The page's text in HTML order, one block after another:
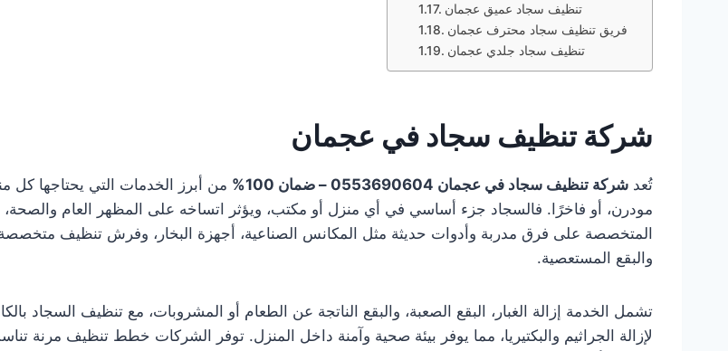
تنظيف سجاد عميق عجمان
فريق تنظيف سجاد محترف عجمان
تنظيف سجاد جلدي عجمان
شركة تنظيف سجاد في عجمان
تُعد شركة تنظيف سجاد في عجمان 0553690604 – ضمان 100%
من أبرز الخدمات التي يحتاجها كل
مودرن، أو فاخرًا. فالسجاد جزء أساسي في أي منزل أو مكتب، ويؤثر اتساخه على المظهر العام
المتخصصة على فرق مدربة وأدوات حديثة مثل المكانس الصناعية، أجهزة البخار، وفرش تنظيف متخصصة
والبقع المستعصية.
تشمل الخدمة إزالة الغبار، البقع الصعبة، والبقع الناتجة عن الطعام أو المشروبات، مع تنظيف السجاد
لإزالة الجراثيم والبكتيريا، مما يوفر بيئة صحية وآمنة داخل المنزل. توفر الشركات خطط تنظيف مرنة